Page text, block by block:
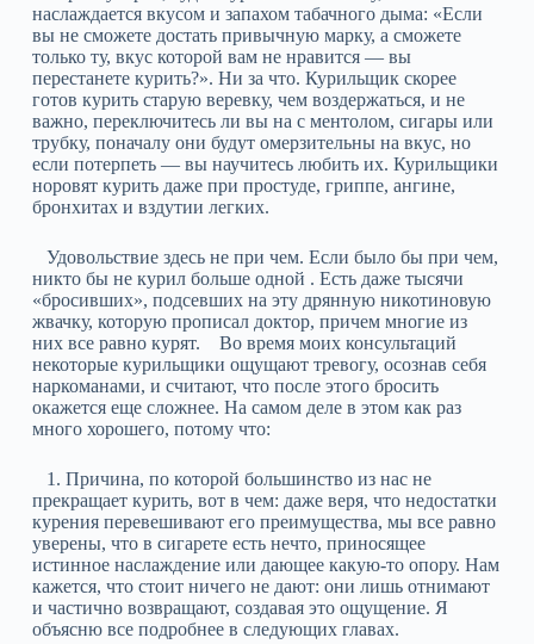
наслаждается вкусом и запахом табачного дыма: «Если
вы не сможете достать привычную марку, а сможете
только ту, вкус которой вам не нравится — вы
перестанете курить?». Ни за что. Курильщик скорее
готов курить старую веревку, чем воздержаться, и не
важно, переключитесь ли вы на с ментолом, сигары или
трубку, поначалу они будут омерзительны на вкус, но
если потерпеть — вы научитесь любить их. Курильщики
норовят курить даже при простуде, гриппе, ангине,
бронхитах и вздутии легких.
Удовольствие здесь не при чем. Если было бы при чем,
никто бы не курил больше одной . Есть даже тысячи
«бросивших», подсевших на эту дрянную никотиновую
жвачку, которую прописал доктор, причем многие из
них все равно курят. Во время моих консультаций
некоторые курильщики ощущают тревогу, осознав себя
наркоманами, и считают, что после этого бросить
окажется еще сложнее. На самом деле в этом как раз
много хорошего, потому что:
1. Причина, по которой большинство из нас не
прекращает курить, вот в чем: даже веря, что недостатки
курения перевешивают его преимущества, мы все равно
уверены, что в сигарете есть нечто, приносящее
истинное наслаждение или дающее какую-то опору. Нам
кажется, что стоит ничего не дают: они лишь отнимают
и частично возвращают, создавая это ощущение. Я
объясню все подробнее в следующих главах.